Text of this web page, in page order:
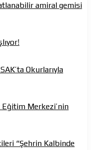
amiral gemisi
Okurlarıyla
Merkezi’nin
“Şehrin Kalbinde